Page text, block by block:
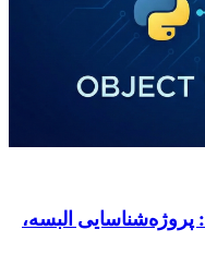
تشخیص شیء با پایتون و OpenCV: پروژه‌شناسایی البسه،